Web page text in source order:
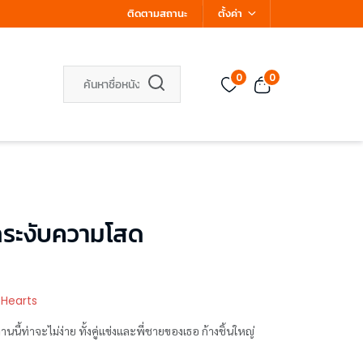
ติดตามสถานะ ตั้งค่า
0 0
งับความโสด
Hearts
นนี้ท่าจะไม่ง่าย ทั้งคู่แข่งและพี่ชายของเธอ ก้างชิ้นใหญ่